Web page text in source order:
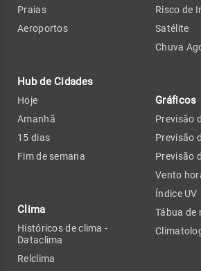
Praias
Aeroportos
Hub de Cidades
Hoje
Amanhã
15 dias
Fim de semana
Clima
Históricos de clima -
Dataclima
Relclima
Risco de
Satélite
Chuva
Gráficos
Previsão
Previsão
Previsão
Vento
Índice UV
Tábua de